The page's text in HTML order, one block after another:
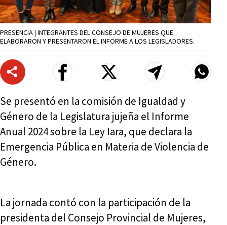
PRESENCIA | INTEGRANTES DEL CONSEJO DE MUJERES QUE
ELABORARON Y PRESENTARON EL INFORME A LOS LEGISLADORES.
Se presentó en la comisión de Igualdad y
Género de la Legislatura jujeña el Informe
Anual 2024 sobre la Ley Iara, que declara la
Emergencia Pública en Materia de Violencia de
Género.
La jornada contó con la participación de la
presidenta del Consejo Provincial de Mujeres,